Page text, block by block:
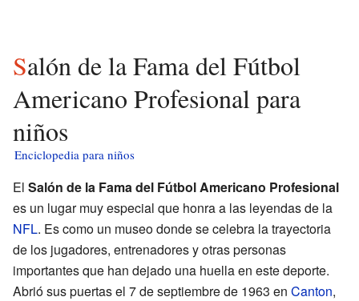
Salón de la Fama del Fútbol
Americano Profesional para
niños
Enciclopedia para niños
El Salón de la Fama del Fútbol Americano Profesional
es un lugar muy especial que honra a las leyendas de la
NFL. Es como un museo donde se celebra la trayectoria
de los jugadores, entrenadores y otras personas
importantes que han dejado una huella en este deporte.
Abrió sus puertas el 7 de septiembre de 1963 en Canton,